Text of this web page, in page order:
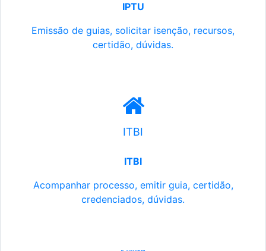
IPTU
Emissão de guias, solicitar isenção, recursos,
certidão, dúvidas.
ITBI
ITBI
Acompanhar processo, emitir guia, certidão,
credenciados, dúvidas.